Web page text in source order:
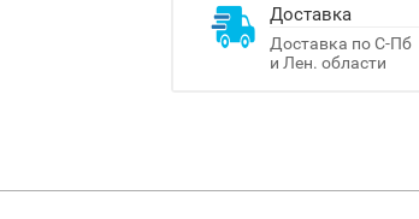
Доставка
Доставка по С-Пб
и Лен. области